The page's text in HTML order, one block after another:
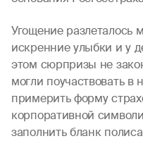
Угощение разлеталось
искренние улыбки и у
этом сюрпризы не
могли поучаствовать в
примерить форму
корпоративной
заполнить бланк